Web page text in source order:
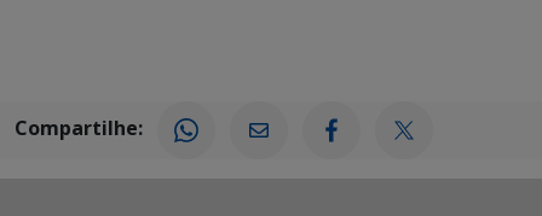
Compartilhe: